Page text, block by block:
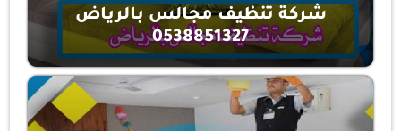
شركة تنظيف مجالس بالرياض
0538851327